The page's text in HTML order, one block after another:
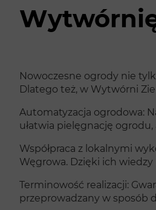
Nowoczesne ogrody nie
Dlatego też, w Wytwórni
Automatyzacja ogrodowa:
ułatwia pielęgnację
Współpraca z lokalnymi
Węgrowa. Dzięki ich
Terminowość realizacji:
przeprowadzany w sposób